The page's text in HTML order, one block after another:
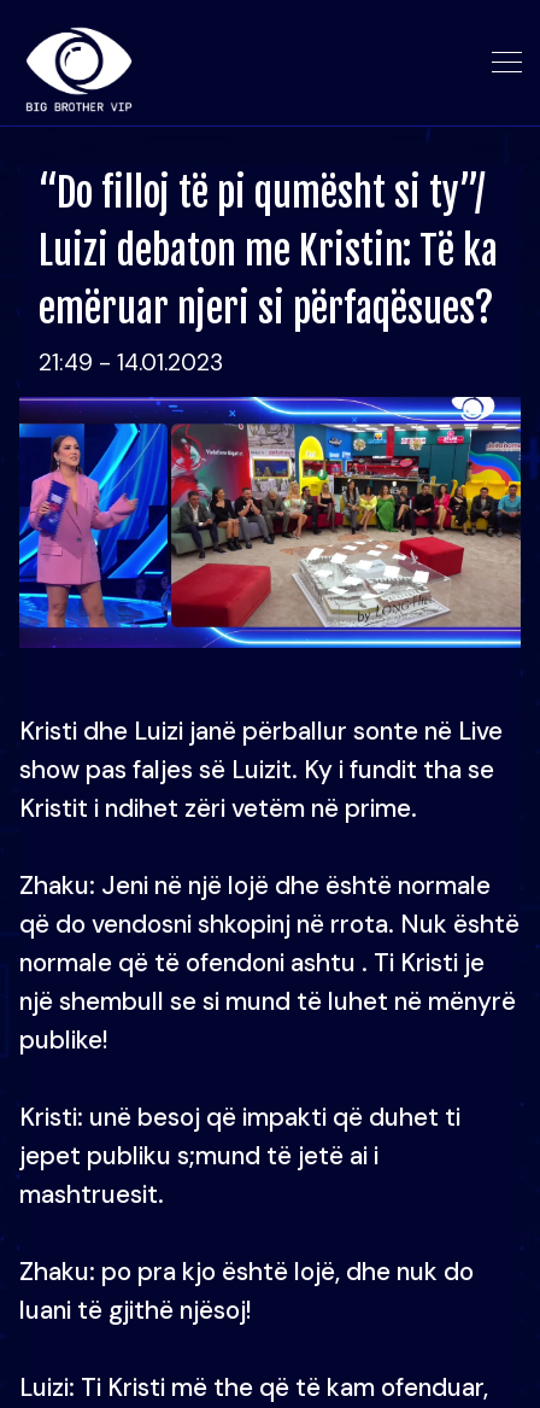
“Do filloj të pi qumësht si ty”/
Luizi debaton me Kristin: Të ka
emëruar njeri si përfaqësues?
21:49 - 14.01.2023
Kristi dhe Luizi janë përballur sonte në Live
show pas faljes së Luizit. Ky i fundit tha se
Kristit i ndihet zëri vetëm në prime.
Zhaku: Jeni në një lojë dhe është normale
që do vendosni shkopinj në rrota. Nuk është
normale që të ofendoni ashtu . Ti Kristi je
një shembull se si mund të luhet në mënyrë
publike!
Kristi: unë besoj që impakti që duhet ti
jepet publiku s;mund të jetë ai i
mashtruesit.
Zhaku: po pra kjo është lojë, dhe nuk do
luani të gjithë njësoj!
Luizi: Ti Kristi më the që të kam ofenduar,